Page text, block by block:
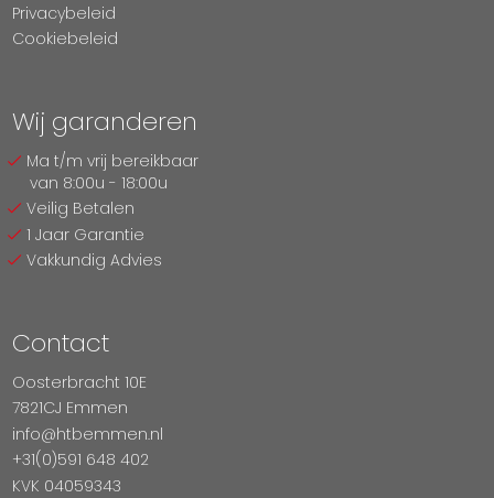
Privacybeleid
Cookiebeleid
Wij garanderen
Ma t/m vrij bereikbaar
van 8:00u - 18:00u
Veilig Betalen
1 Jaar Garantie
Vakkundig Advies
Contact
Oosterbracht 10E
7821CJ Emmen
info@htbemmen.nl
+31(0)591 648 402
KVK 04059343